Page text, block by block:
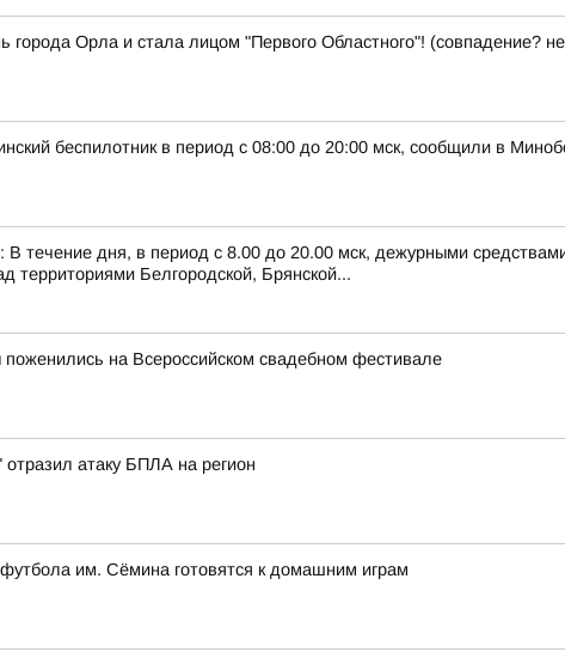
города Орла и стала лицом "Первого Областного"! (совпадение?
беспилотник в период с 08:00 до 20:00 мск, сообщили в
течение дня, в период с 8.00 до 20.00 мск, дежурными
территориями Белгородской, Брянской...
на Всероссийском свадебном фестивале
атаку БПЛА на регион
им. Сёмина готовятся к домашним играм